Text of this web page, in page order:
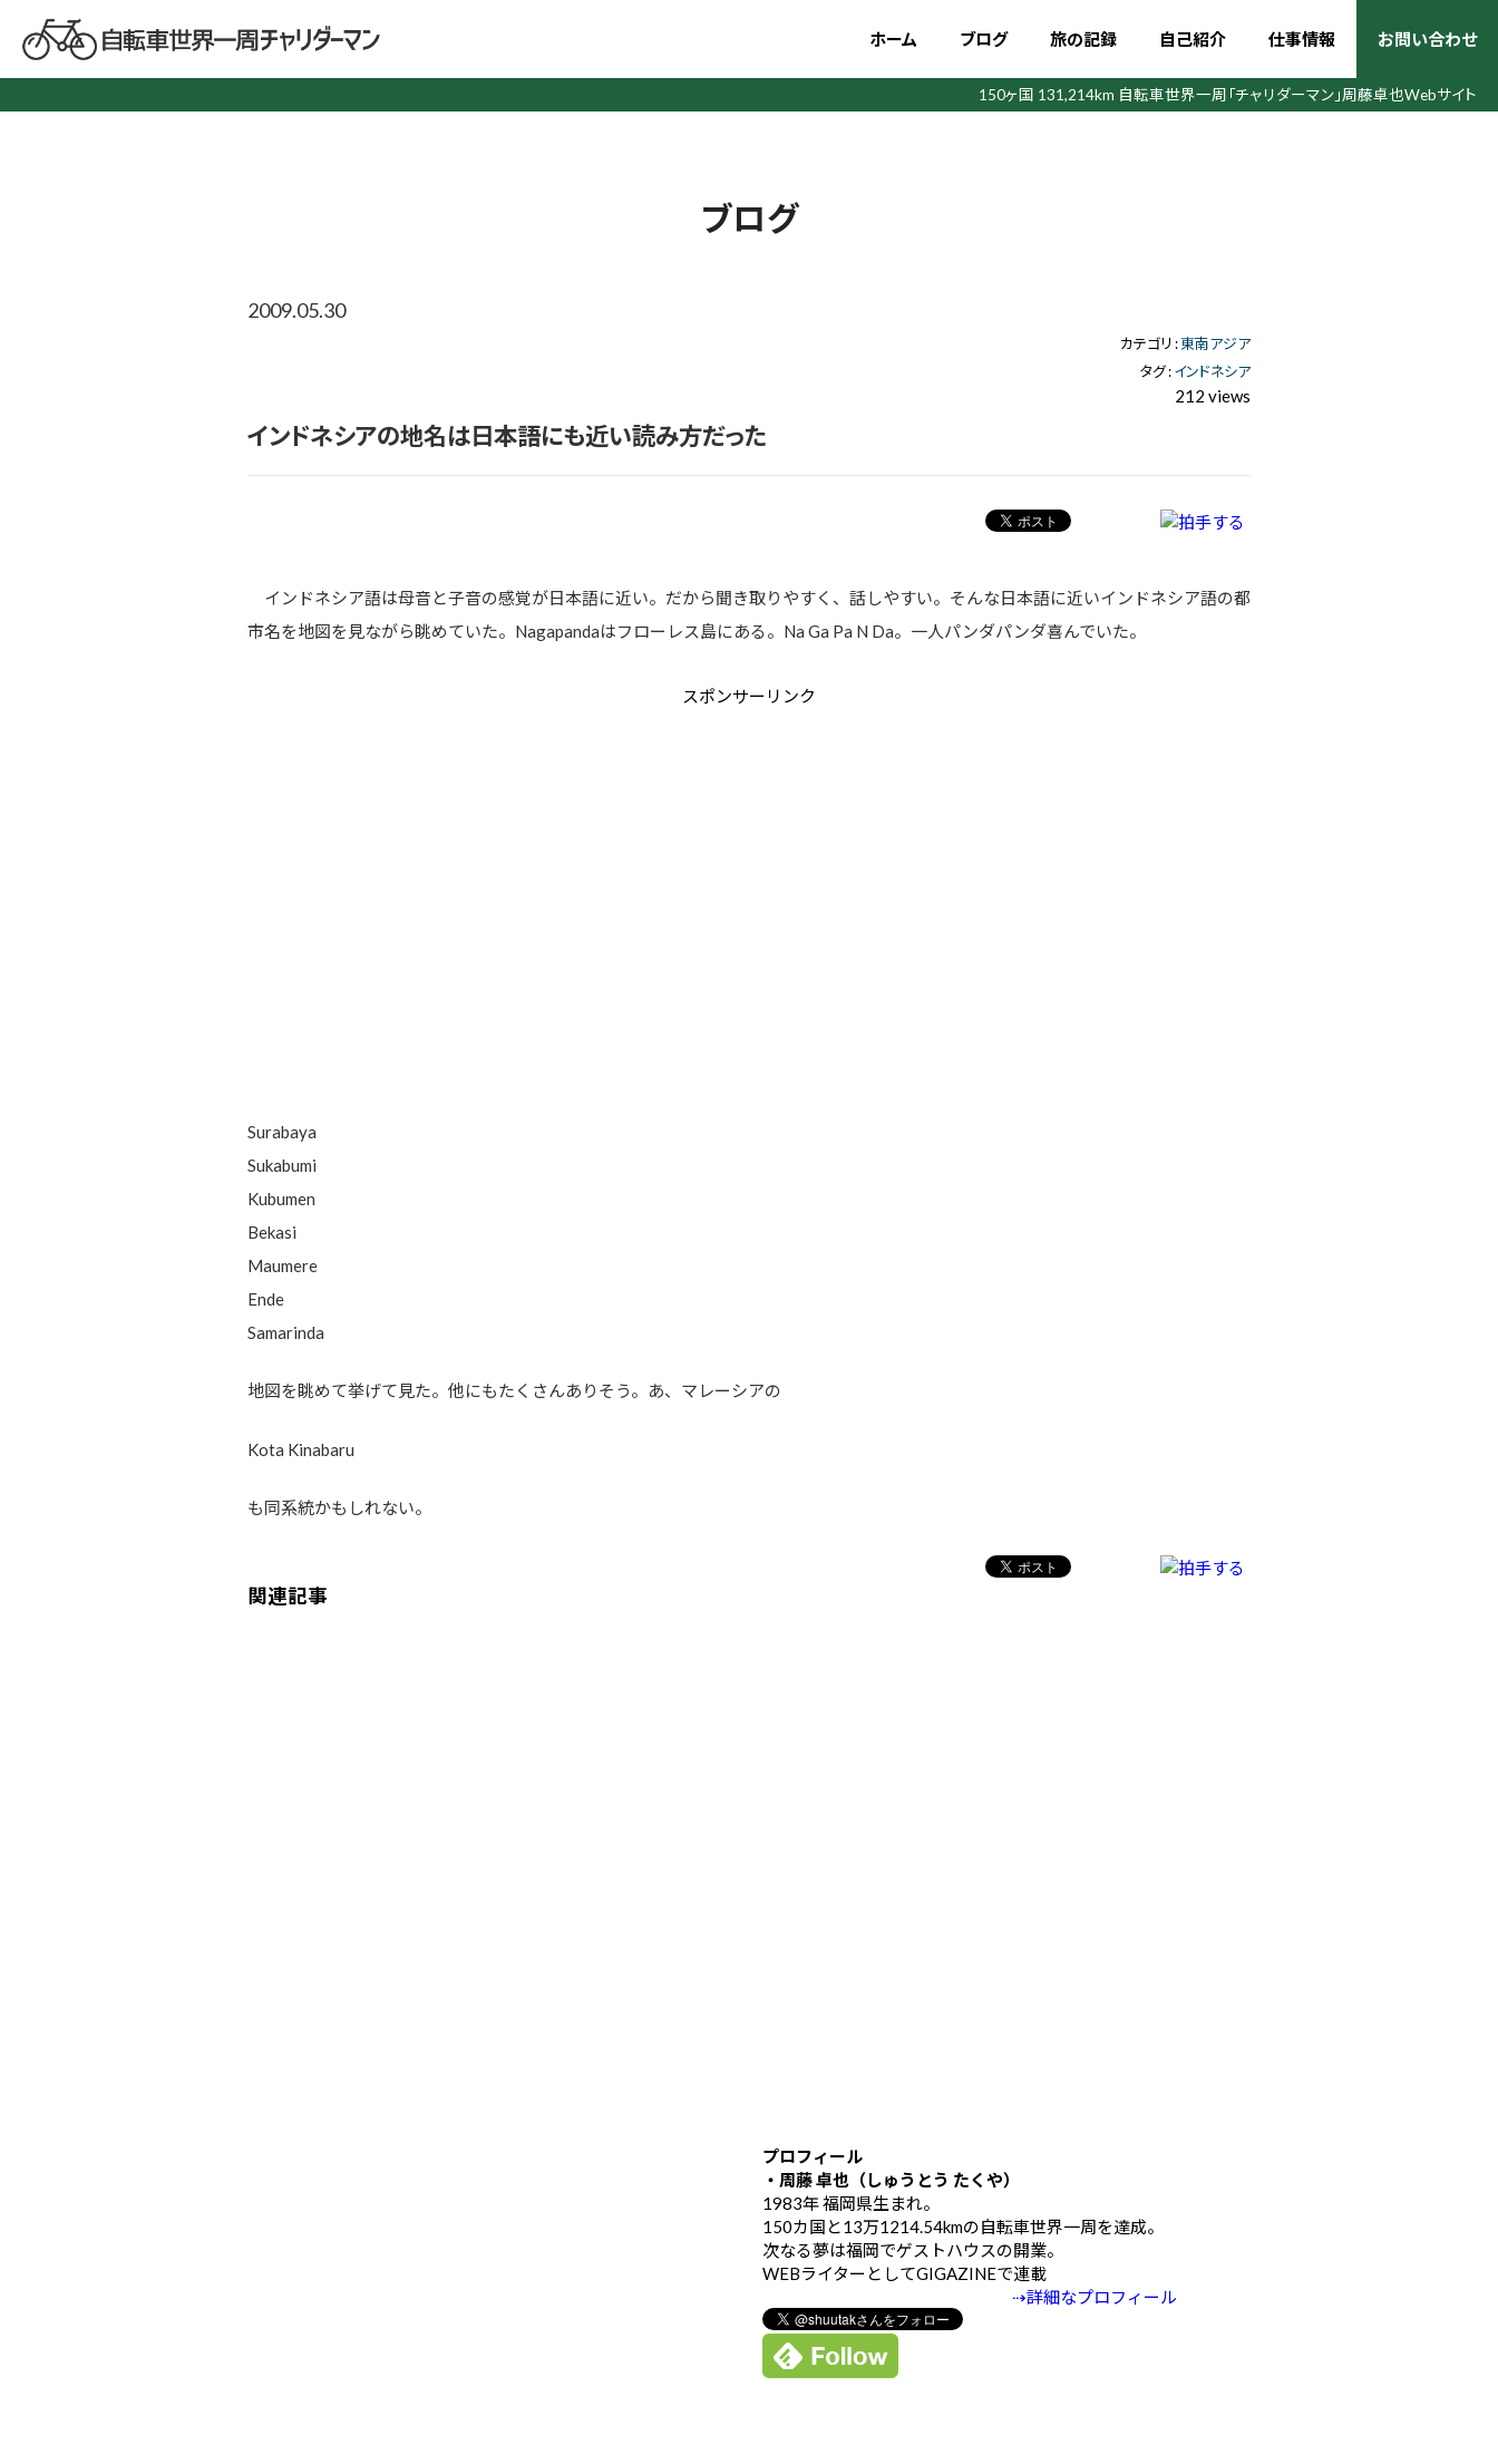
ホーム ブログ 旅の記録 自己紹介 仕事情報 お問い合わせ
150ヶ国 131,214km 自転車世界一周 「チャリダーマン」周藤卓也Webサイト
ブログ
2009.05.30
カテゴリ :東南アジア
タグ :インドネシア
212 views
インドネシアの地名は日本語にも近い読み方だった
インドネシア語は母音と子音の感覚が日本語に近い。だから聞き取りやすく、話しやすい。そんな日本語に近いインドネシア語の都
市名を地図を見ながら眺めていた。Nagapandaはフローレス島にある。Na Ga Pa N Da。一人パンダパンダ喜んでいた。
スポンサーリンク
Surabaya
Sukabumi
Kubumen
Bekasi
Maumere
Ende
Samarinda
地図を眺めて挙げて見た。他にもたくさんありそう。あ、マレーシアの
Kota Kinabaru
も同系統かもしれない。
関連記事
プロフィール
・周藤 卓也（しゅうとう たくや）
1983年 福岡県生まれ。
150カ国と13万1214.54kmの自転車世界一周を達成。
次なる夢は福岡でゲストハウスの開業。
WEBライターとしてGIGAZINEで連載
⇢詳細なプロフィール